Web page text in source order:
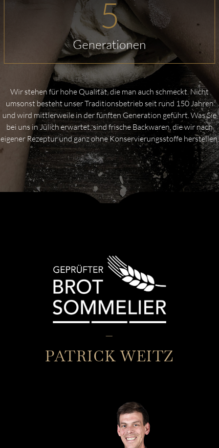
5
Generationen
Wir stehen für hohe Qualität, die man auch schmeckt. Nicht
umsonst besteht unser Traditionsbetrieb seit rund 150 Jahren
und wird mittlerweile in der fünften Generation geführt. Was Sie
bei uns in Jülich erwartet, sind frische Backwaren, die wir nach
eigener Rezeptur und ganz ohne Konservierungsstoffe herstellen.
–
PATRICK WEITZ